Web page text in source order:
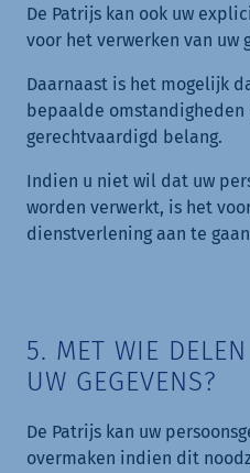
De Patrijs kan ook uw
voor het verwerken van uw
Daarnaast is het mogelijk
bepaalde
gerechtvaardigd belang.
Indien u niet wil dat uw
worden verwerkt, is het
dienstverlening aan te
5. MET WIE
UW GEGEVENS?
De Patrijs kan uw
overmaken indien dit